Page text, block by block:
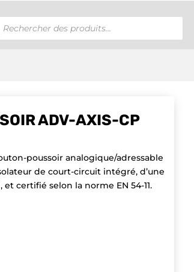
ADV-AXIS-CP
poussoir analogique/adressable
de court-circuit intégré, d’une
certifié selon la norme EN 54-11.